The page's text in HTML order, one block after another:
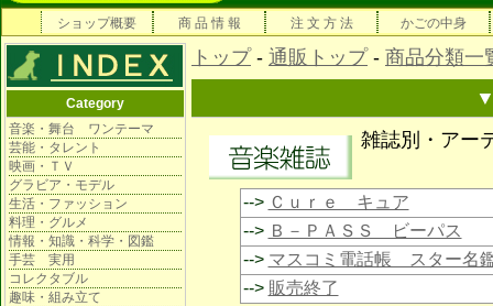
ショップ概要 商 品 情 報 注 文 方 法 かごの中身
Category
音楽・舞台 ワンテーマ
芸能・タレント
映画・ＴＶ
グラビア・モデル
生活・ファッション
料理・グルメ
情報・知識・科学・図鑑
手芸 実用
コレクタブル
趣味・組み立て
トップ- 通販トップ- 商品分類一
雑誌別・アー
--> Ｃｕｒｅ キュア
--> Ｂ－ＰＡＳＳ ビーパス
--> マスコミ電話帳 スター名
--> 販売終了